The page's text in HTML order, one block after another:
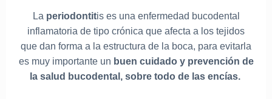
La periodontitis es una enfermedad bucodental
inflamatoria de tipo crónica que afecta a los tejidos
que dan forma a la estructura de la boca, para evitarla
es muy importante un buen cuidado y prevención de
la salud bucodental, sobre todo de las encías.